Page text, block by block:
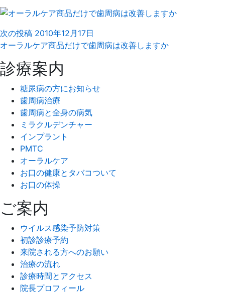
次の投稿 2010年12月17日
オーラルケア商品だけで歯周病は改善しますか
診療案内
糖尿病の方にお知らせ
歯周病治療
歯周病と全身の病気
ミラクルデンチャー
インプラント
PMTC
オーラルケア
お口の健康とタバコついて
お口の体操
ご案内
ウイルス感染予防対策
初診診療予約
来院される方へのお願い
治療の流れ
診療時間とアクセス
院長プロフィール